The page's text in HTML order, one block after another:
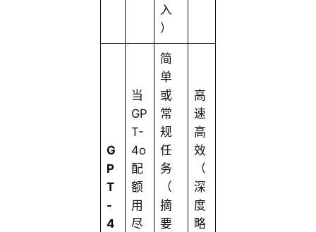
入
）
G
P
T
-
4
当
GP
T-
4o
配
额
用
尽
简
单
或
常
规
任
务
（
摘
要
高
速
高
效
（
深
度
略